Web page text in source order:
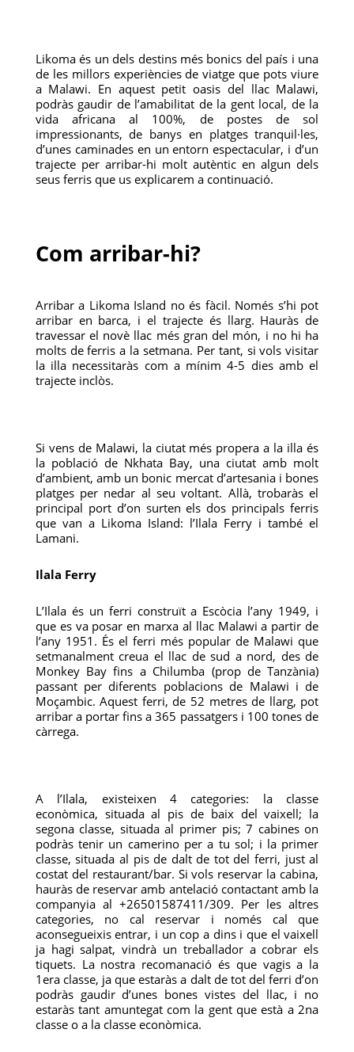
Likoma és un dels destins més bonics del país i una
de les millors experiències de viatge que pots viure
a Malawi. En aquest petit oasis del llac Malawi,
podràs gaudir de l’amabilitat de la gent local, de la
vida africana al 100%, de postes de sol
impressionants, de banys en platges tranquil·les,
d’unes caminades en un entorn espectacular, i d’un
trajecte per arribar-hi molt autèntic en algun dels
seus ferris que us explicarem a continuació.
Com arribar-hi?
Arribar a Likoma Island no és fàcil. Només s’hi pot
arribar en barca, i el trajecte és llarg. Hauràs de
travessar el novè llac més gran del món, i no hi ha
molts de ferris a la setmana. Per tant, si vols visitar
la illa necessitaràs com a mínim 4-5 dies amb el
trajecte inclòs.
Si vens de Malawi, la ciutat més propera a la illa és
la població de Nkhata Bay, una ciutat amb molt
d’ambient, amb un bonic mercat d’artesania i bones
platges per nedar al seu voltant. Allà, trobaràs el
principal port d’on surten els dos principals ferris
que van a Likoma Island: l’Ilala Ferry i també el
Lamani.
Ilala Ferry
L’Ilala és un ferri construït a Escòcia l’any 1949, i
que es va posar en marxa al llac Malawi a partir de
l’any 1951. És el ferri més popular de Malawi que
setmanalment creua el llac de sud a nord, des de
Monkey Bay fins a Chilumba (prop de Tanzània)
passant per diferents poblacions de Malawi i de
Moçambic. Aquest ferri, de 52 metres de llarg, pot
arribar a portar fins a 365 passatgers i 100 tones de
càrrega.
A l’Ilala, existeixen 4 categories: la classe
econòmica, situada al pis de baix del vaixell; la
segona classe, situada al primer pis; 7 cabines on
podràs tenir un camerino per a tu sol; i la primer
classe, situada al pis de dalt de tot del ferri, just al
costat del restaurant/bar. Si vols reservar la cabina,
hauràs de reservar amb antelació contactant amb la
companyia al +26501587411/309. Per les altres
categories, no cal reservar i només cal que
aconsegueixis entrar, i un cop a dins i que el vaixell
ja hagi salpat, vindrà un treballador a cobrar els
tiquets. La nostra recomanació és que vagis a la
1era classe, ja que estaràs a dalt de tot del ferri d’on
podràs gaudir d’unes bones vistes del llac, i no
estaràs tant amuntegat com la gent que està a 2na
classe o a la classe econòmica.